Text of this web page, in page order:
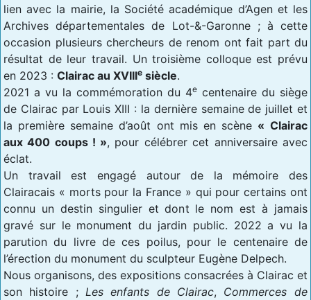
lien avec la mairie, la Société académique d’Agen et les
Archives départementales de Lot-&-Garonne ; à cette
occasion plusieurs chercheurs de renom ont fait part du
résultat de leur travail. Un troisième colloque est prévu
en 2023 : Clairac au XVIIIe siècle.
2021 a vu la commémoration du 4e centenaire du siège
de Clairac par Louis XIII : la dernière semaine de juillet et
la première semaine d’août ont mis en scène « Clairac
aux 400 coups ! », pour célébrer cet anniversaire avec
éclat.
Un travail est engagé autour de la mémoire des
Clairacais « morts pour la France » qui pour certains ont
connu un destin singulier et dont le nom est à jamais
gravé sur le monument du jardin public. 2022 a vu la
parution du livre de ces poilus, pour le centenaire de
l’érection du monument du sculpteur Eugène Delpech.
Nous organisons, des expositions consacrées à Clairac et
son histoire ; Les enfants de Clairac, Commerces de